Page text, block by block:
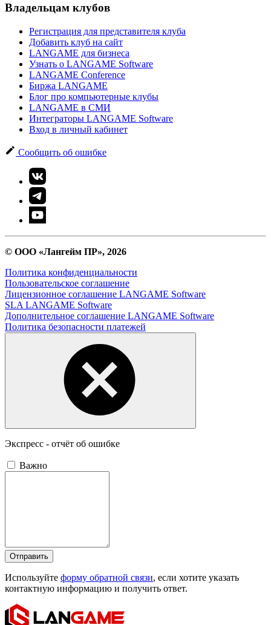
Владельцам клубов
Регистрация для представителя клуба
Добавить клуб на сайт
LANGAME для бизнеса
Узнать о LANGAME Software
LANGAME Conference
Биржа LANGAME
Блог про компьютерные клубы
LANGAME в СМИ
Интеграторы LANGAME Software
Вход в личный кабинет
Сообщить об ошибке
© ООО «Лангейм ПР», 2026
Политика конфиденциальности
Пользовательское соглашение
Лицензионное соглашение LANGAME Software
SLA LANGAME Software
Дополнительное соглашение LANGAME Software
Политика безопасности платежей
Экспресс - отчёт об ошибке
Важно
Отправить
Используйте форму обратной связи, если хотите указать
контактную информацию и получить ответ.